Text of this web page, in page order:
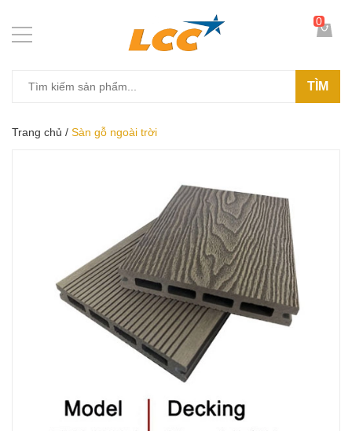
TÌM
0
Trang chủ / Sàn gỗ ngoài trời